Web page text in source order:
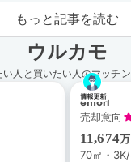
もっと記事を読む
ウルカモ
い人と買いたい人のマッチ
emori
売却意向
11,674
70㎡・